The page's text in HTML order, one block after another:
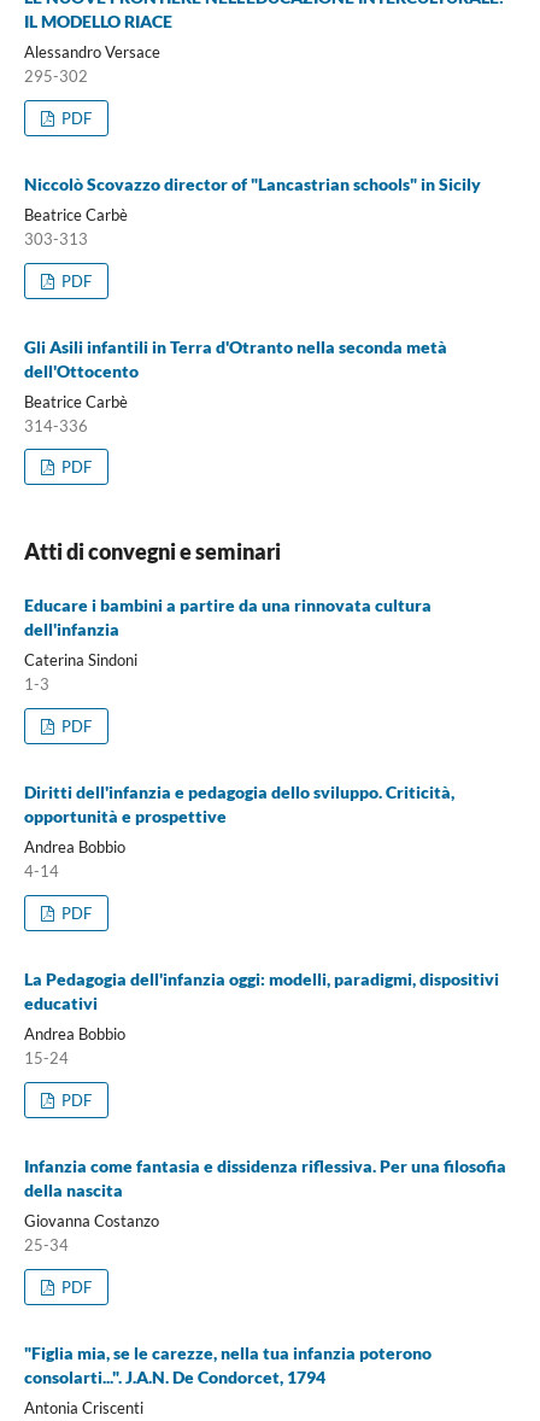
IL MODELLO RIACE
Alessandro Versace
295-302
PDF
Niccolò Scovazzo director of "Lancastrian schools" in Sicily
Beatrice Carbè
303-313
PDF
Gli Asili infantili in Terra d'Otranto nella seconda metà
dell'Ottocento
Beatrice Carbè
314-336
PDF
Atti di convegni e seminari
Educare i bambini a partire da una rinnovata cultura
dell'infanzia
Caterina Sindoni
1-3
PDF
Diritti dell'infanzia e pedagogia dello sviluppo. Criticità,
opportunità e prospettive
Andrea Bobbio
4-14
PDF
La Pedagogia dell'infanzia oggi: modelli, paradigmi, dispositivi
educativi
Andrea Bobbio
15-24
PDF
Infanzia come fantasia e dissidenza riflessiva. Per una filosofia
della nascita
Giovanna Costanzo
25-34
PDF
"Figlia mia, se le carezze, nella tua infanzia poterono
consolarti...". J.A.N. De Condorcet, 1794
Antonia Criscenti